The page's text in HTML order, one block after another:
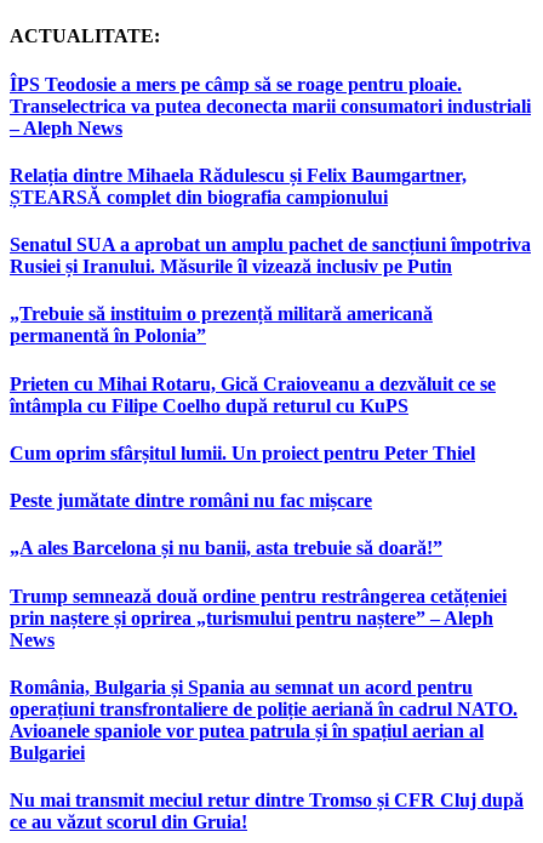
ACTUALITATE:
ÎPS Teodosie a mers pe câmp să se roage pentru ploaie.
Transelectrica va putea deconecta marii consumatori industriali
– Aleph News
Relația dintre Mihaela Rădulescu și Felix Baumgartner,
ȘTEARSĂ complet din biografia campionului
Senatul SUA a aprobat un amplu pachet de sancțiuni împotriva
Rusiei și Iranului. Măsurile îl vizează inclusiv pe Putin
„Trebuie să instituim o prezență militară americană
permanentă în Polonia”
Prieten cu Mihai Rotaru, Gică Craioveanu a dezvăluit ce se
întâmpla cu Filipe Coelho după returul cu KuPS
Cum oprim sfârșitul lumii. Un proiect pentru Peter Thiel
Peste jumătate dintre români nu fac mișcare
„A ales Barcelona și nu banii, asta trebuie să doară!”
Trump semnează două ordine pentru restrângerea cetățeniei
prin naștere și oprirea „turismului pentru naștere” – Aleph
News
România, Bulgaria și Spania au semnat un acord pentru
operațiuni transfrontaliere de poliție aeriană în cadrul NATO.
Avioanele spaniole vor putea patrula și în spațiul aerian al
Bulgariei
Nu mai transmit meciul retur dintre Tromso și CFR Cluj după
ce au văzut scorul din Gruia!